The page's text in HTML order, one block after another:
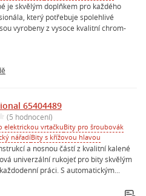
je skvělým doplňkem pro každého
který potřebuje spolehlivé
vyrobeny z vysoce kvalitní chrom-
65404489
(5 hodnocení)
elektrickou vrtačkuBity pro šroubovák
nářadíBity s křížovou hlavou
a nosnou částí z kvalitní kalené
univerzální rukojeť pro bity skvělým
práci. S automatickým...